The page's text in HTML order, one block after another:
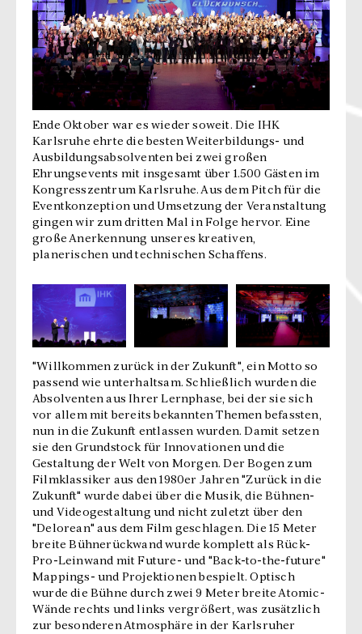
Ende Oktober war es wieder soweit. Die IHK
Karlsruhe ehrte die besten Weiterbildungs- und
Ausbildungsabsolventen bei zwei großen
Ehrungsevents mit insgesamt über 1.500 Gästen im
Kongresszentrum Karlsruhe. Aus dem Pitch für die
Eventkonzeption und Umsetzung der Veranstaltung
gingen wir zum dritten Mal in Folge hervor. Eine
große Anerkennung unseres kreativen,
planerischen und technischen Schaffens.
"Willkommen zurück in der Zukunft", ein Motto so
passend wie unterhaltsam. Schließlich wurden die
Absolventen aus Ihrer Lernphase, bei der sie sich
vor allem mit bereits bekannten Themen befassten,
nun in die Zukunft entlassen wurden. Damit setzen
sie den Grundstock für Innovationen und die
Gestaltung der Welt von Morgen. Der Bogen zum
Filmklassiker aus den 1980er Jahren "Zurück in die
Zukunft" wurde dabei über die Musik, die Bühnen-
und Videogestaltung und nicht zuletzt über den
"Delorean" aus dem Film geschlagen. Die 15 Meter
breite Bühnerückwand wurde komplett als Rück-
Pro-Leinwand mit Future- und "Back-to-the-future"
Mappings- und Projektionen bespielt. Optisch
wurde die Bühne durch zwei 9 Meter breite Atomic-
Wände rechts und links vergrößert, was zusätzlich
zur besonderen Atmosphäre in der Karlsruher